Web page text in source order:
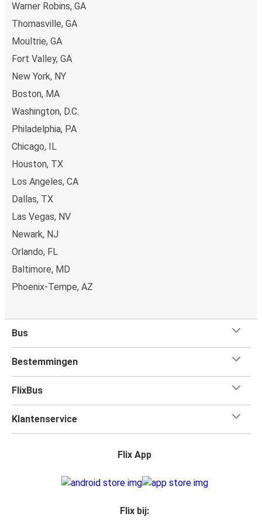
(VISA/Mastercard/Maestro/Amex/Diners
onze verkooppunten kun je cash betalen.
Warner Robins, GA
Thomasville, GA
Moultrie, GA
Fort Valley, GA
New York, NY
Boston, MA
Washington, D.C.
Philadelphia, PA
Chicago, IL
Houston, TX
Los Angeles, CA
Dallas, TX
Las Vegas, NV
Newark, NJ
Orlando, FL
Baltimore, MD
Phoenix-Tempe, AZ
Bus
Bestemmingen
FlixBus
Klantenservice
Flix App
Flix bij: